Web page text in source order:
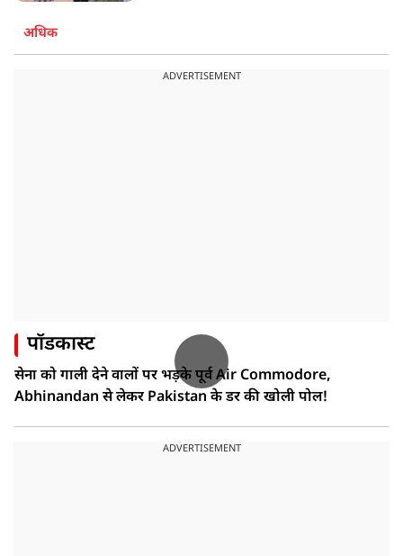
अधिक
ADVERTISEMENT
पॉडकास्ट
सेना को गाली देने वालों पर भड़के पूर्व Air Commodore,
Abhinandan से लेकर Pakistan के डर की खोली पोल!
ADVERTISEMENT